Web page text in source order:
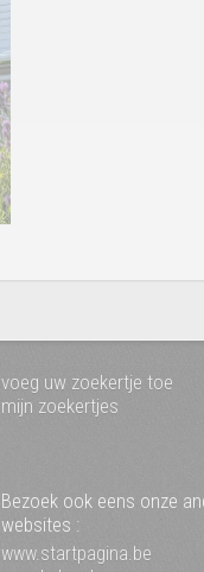
voeg uw zoekertje toe
mijn zoekertjes
Bezoek ook eens onze
websites :
www.startpagina.be